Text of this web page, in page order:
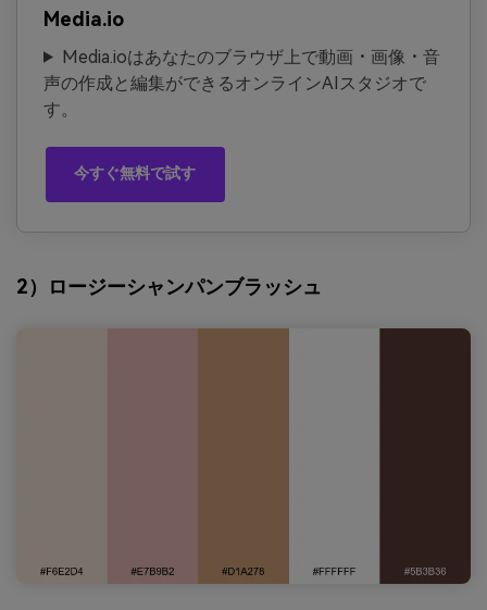
Media.io
Media.ioはあなたのブラウザ上で動画・画像・音
声の作成と編集ができるオンラインAIスタジオで
す。
今すぐ無料で試す
2）ロージーシャンパンブラッシュ